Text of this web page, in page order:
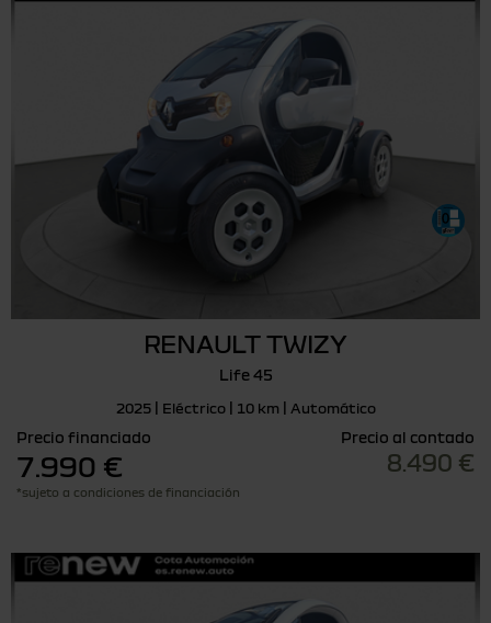
RENAULT TWIZY
Life 45
2025 | Eléctrico | 10 km | Automático
Precio financiado
7.990 €
*sujeto a condiciones de financiación
Precio al contado
8.490 €